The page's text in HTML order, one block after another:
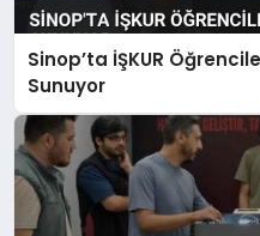
Sinop’ta İŞKUR
Sunuyor